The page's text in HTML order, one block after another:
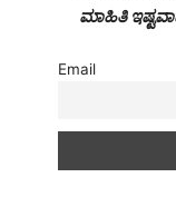
ಮಾಹಿತಿ
Email